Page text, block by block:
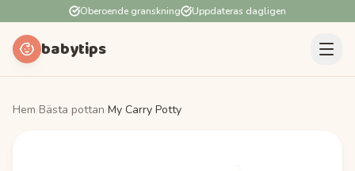
Oberoende granskning Uppdateras dagligen
babytips
Hem Bästa pottan My Carry Potty